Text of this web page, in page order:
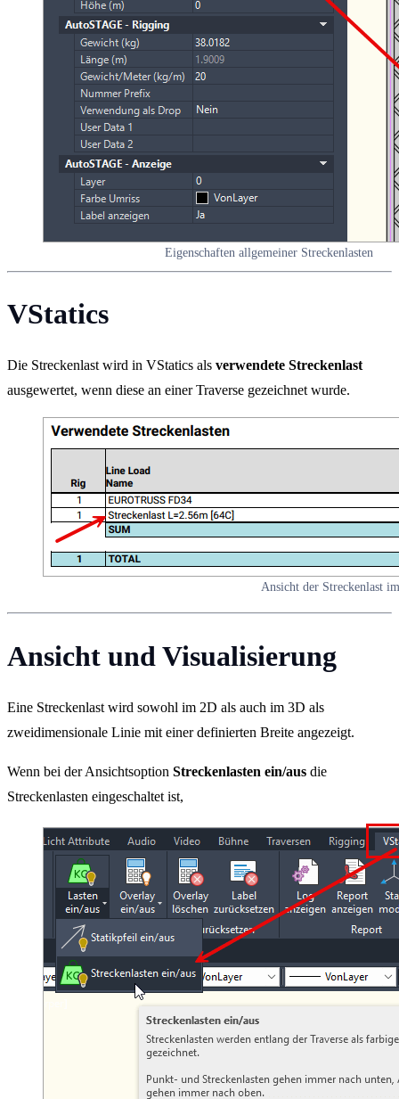
Eigenschaften allgemeiner Streckenlasten
VStatics
Die Streckenlast wird in VStatics als verwendete Streckenlast
ausgewertet, wenn diese an einer Traverse gezeichnet wurde.
Ansicht der Streckenlast
Ansicht und Visualisierung
Eine Streckenlast wird sowohl im 2D als auch im 3D als
zweidimensionale Linie mit einer definierten Breite angezeigt.
Wenn bei der Ansichtsoption Streckenlasten ein/aus die
Streckenlasten eingeschaltet ist,